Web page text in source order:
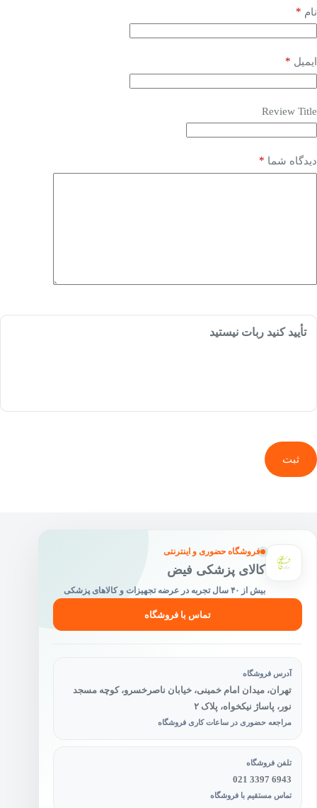
نام *
ایمیل *
Review Title
دیدگاه شما *
تأیید کنید ربات نیستید
ثبت
فروشگاه حضوری و اینترنتی
کالای پزشکی فیض
بیش از ۴۰ سال تجربه در عرضه تجهیزات و کالاهای پزشکی
تماس با فروشگاه
آدرس فروشگاه
تهران، میدان امام خمینی، خیابان ناصرخسرو، کوچه مسجد
نور، پاساژ نیکخواه، پلاک ۲
مراجعه حضوری در ساعات کاری فروشگاه
تلفن فروشگاه
021 3397 6943
تماس مستقیم با فروشگاه